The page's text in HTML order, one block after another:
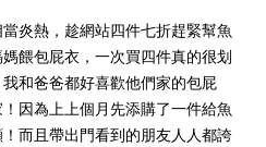
炎熱，趁網站四件七折趕緊幫魚
餵包屁衣，一次買四件真的很划
和爸爸都好喜歡他們家的包屁
因為上上個月先添購了一件給魚
而且帶出門看到的朋友人人都誇